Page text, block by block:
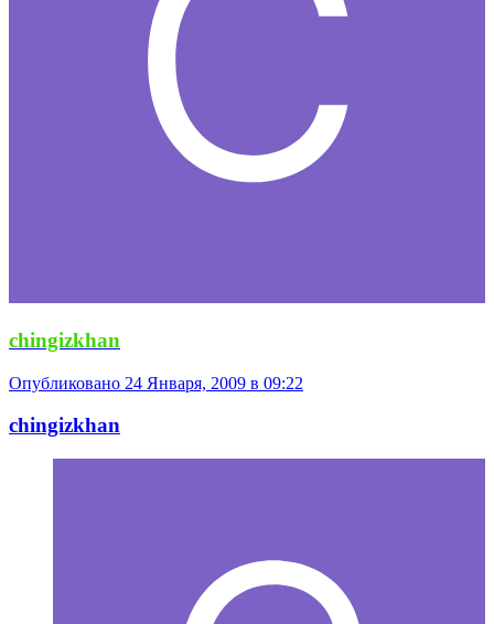
chingizkhan
Опубликовано 24 Января, 2009 в 09:22
chingizkhan